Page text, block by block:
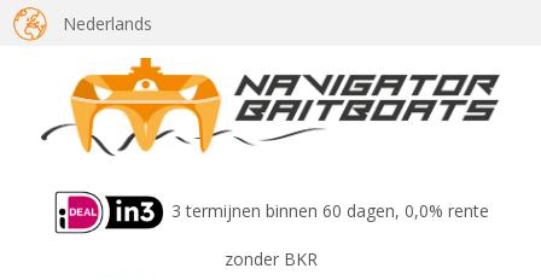
Nederlands
3 termijnen binnen 60 dagen, 0,0% rente
zonder BKR